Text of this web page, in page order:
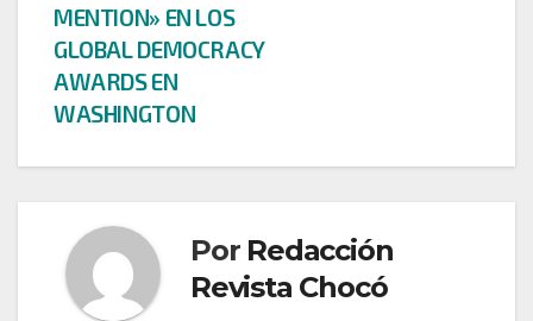
MENTION» EN LOS
GLOBAL DEMOCRACY
AWARDS EN
WASHINGTON
Por Redacción
Revista Chocó